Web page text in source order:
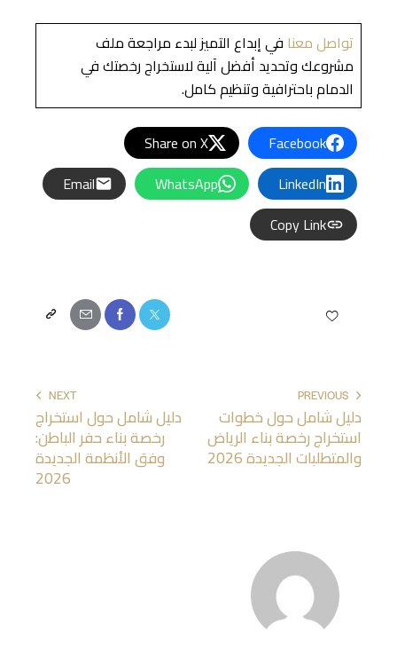
تواصل معنا في إبداع التميز لبدء مراجعة ملف
مشروعك وتحديد أفضل آلية لاستخراج رخصتك في
الدمام باحترافية وتنظيم كامل.
Facebook
Share on X
LinkedIn
WhatsApp
Email
Copy Link
PREVIOUS
دليل شامل حول خطوات
استخراج رخصة بناء الرياض
والمتطلبات الجديدة 2026
NEXT
دليل شامل حول استخراج
رخصة بناء حفر الباطن:
وفق الأنظمة الجديدة
2026